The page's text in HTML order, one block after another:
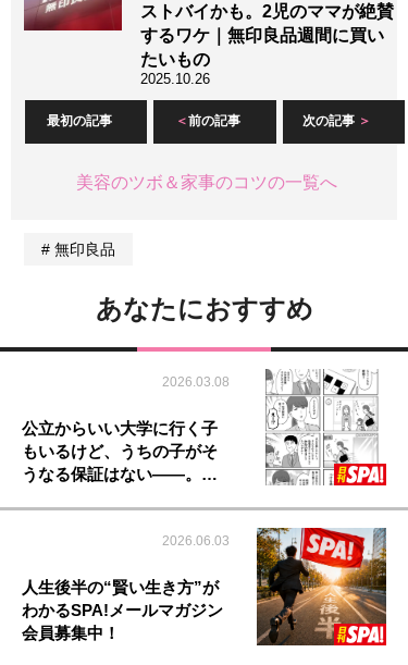
ストバイかも。2児のママが絶賛
するワケ｜無印良品週間に買い
たいもの
2025.10.26
最初の記事 前の記事 次の記事
美容のツボ＆家事のコツの一覧へ
無印良品
あなたにおすすめ
2026.03.08
公立からいい大学に行く子
もいるけど、うちの子がそ
うなる保証はない――。…
2026.06.03
人生後半の“賢い生き方”が
わかるSPA!メールマガジン
会員募集中！